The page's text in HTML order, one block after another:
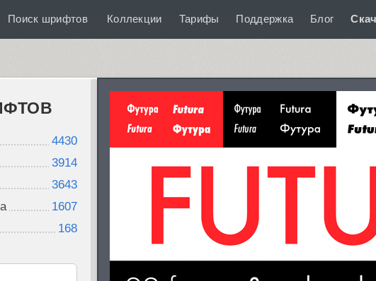
Поиск шрифтов Коллекции Тарифы Поддержка Блог
4430
3914
3643
1607
168